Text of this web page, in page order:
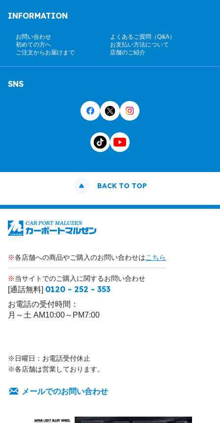
INFORMATION
お問い合わせ
よくあるご質問（Q&A）
初めての方へ
お支払い方法について
ご注文からお届けまで
店舗のご紹介
SNS
BACK TO TOP
※各店舗への商品やご購入のお問い合わせはこちら
※当サイトでのご購入に関するお問い合わせ
[通話無料] 0120 - 252 - 353
お電話の受付時間：
月～土 AM10:00～PM7:00
※日曜日：お電話受付休止
※各店舗は営業しております。
メールでのお問い合わせ